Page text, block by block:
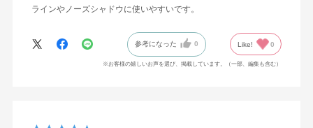
ラインやノーズシャドウに使いやすいです。
参考になった 0 Like! 0
※お客様の嬉しいお声を選び、掲載しています。（一部、編集も含む）